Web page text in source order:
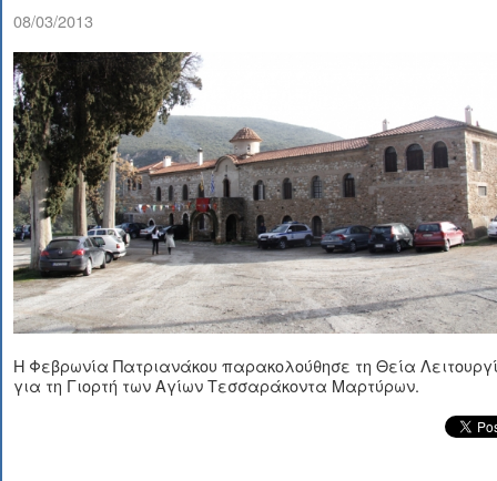
08/03/2013
Η Φεβρωνία Πατριανάκου παρακολούθησε τη Θεία
για τη Γιορτή των Αγίων Τεσσαράκοντα Μαρτύρων.